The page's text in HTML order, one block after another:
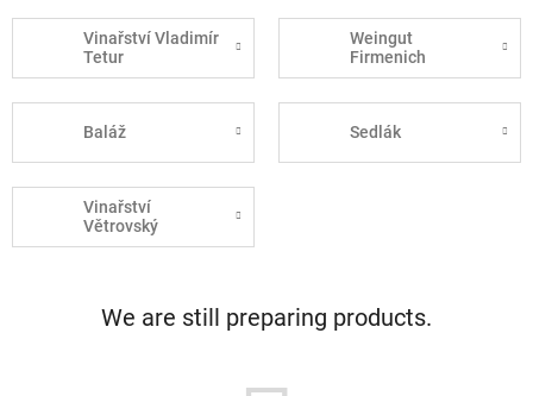
Vinařství Vladimír
Tetur
Weingut
Firmenich
Baláž Sedlák
Vinařství
Větrovský
We are still preparing products.